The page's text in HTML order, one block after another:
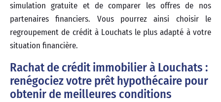
simulation gratuite et de comparer les offres de nos
partenaires financiers. Vous pourrez ainsi choisir le
regroupement de crédit à Louchats le plus adapté à votre
situation financière.
Rachat de crédit immobilier à Louchats :
renégociez votre prêt hypothécaire pour
obtenir de meilleures conditions